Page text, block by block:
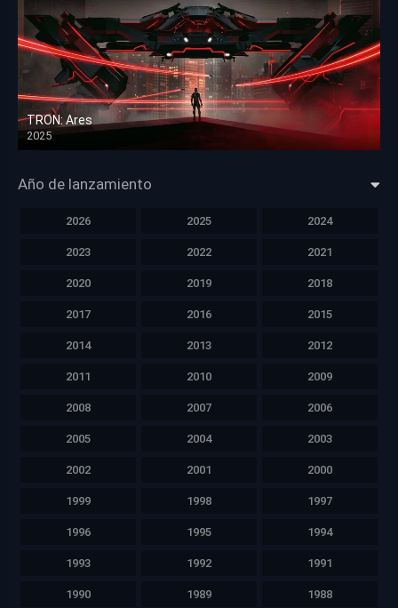
TRON: Ares
2025
HD 1080p
Año de lanzamiento
2026 2025 2024
2023 2022 2021
2020 2019 2018
2017 2016 2015
2014 2013 2012
2011 2010 2009
2008 2007 2006
2005 2004 2003
2002 2001 2000
1999 1998 1997
1996 1995 1994
1993 1992 1991
1990 1989 1988